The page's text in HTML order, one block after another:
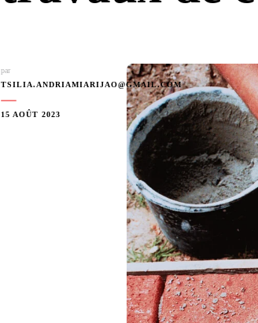
par
TSILIA.ANDRIAMIARIJAO@GMAIL.COM
15 AOÛT 2023